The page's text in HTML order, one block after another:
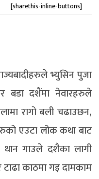
[sharethis-inline-buttons]
भ्युसिन पुजा
बडा दशैंमा नेवारहरुले
रागो बली चढाउछन,
एउटा लोक कथा बाट
गाउले दशैका लागी
टाढा काठमा गइ दामकाम